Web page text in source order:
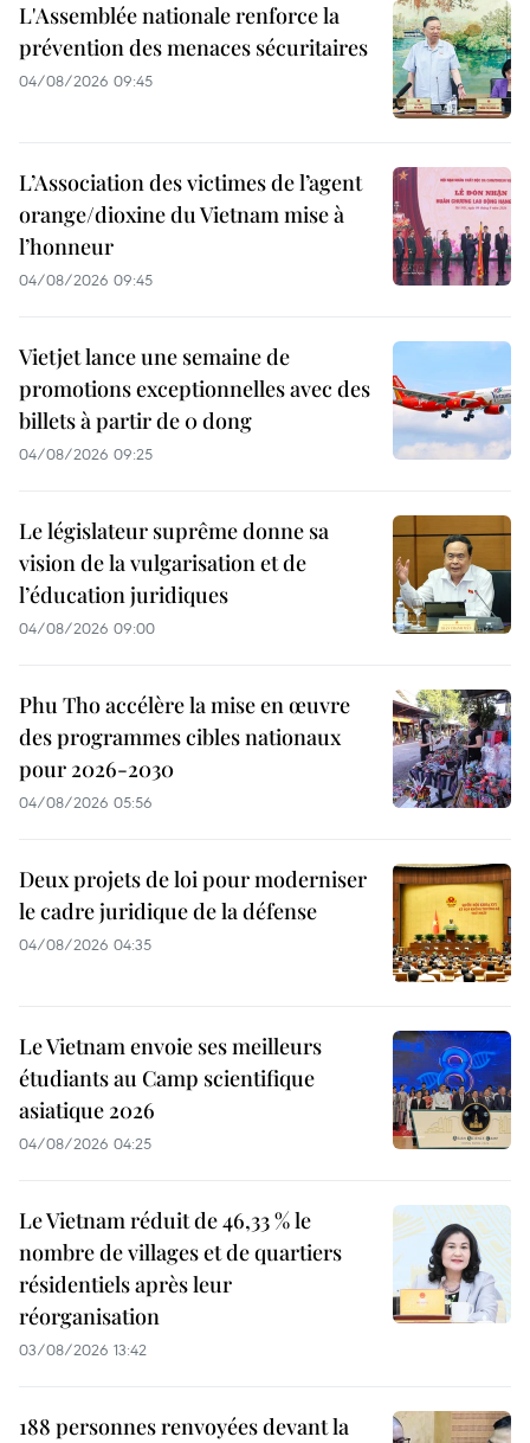
L'Assemblée nationale renforce la
prévention des menaces sécuritaires
04/08/2026 09:45
L’Association des victimes de l’agent
orange/dioxine du Vietnam mise à
l’honneur
04/08/2026 09:45
Vietjet lance une semaine de
promotions exceptionnelles avec des
billets à partir de 0 dong
04/08/2026 09:25
Le législateur suprême donne sa
vision de la vulgarisation et de
l’éducation juridiques
04/08/2026 09:00
Phu Tho accélère la mise en œuvre
des programmes cibles nationaux
pour 2026-2030
04/08/2026 05:56
Deux projets de loi pour moderniser
le cadre juridique de la défense
04/08/2026 04:35
Le Vietnam envoie ses meilleurs
étudiants au Camp scientifique
asiatique 2026
04/08/2026 04:25
Le Vietnam réduit de 46,33 % le
nombre de villages et de quartiers
résidentiels après leur
réorganisation
03/08/2026 13:42
188 personnes renvoyées devant la